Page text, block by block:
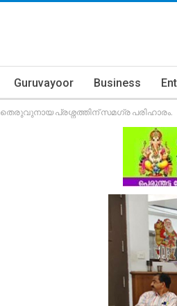
Guruvayoor Business
തെരുവുനായ പ്രശ്നത്തിന് സമഗ്ര പരിഹാരം.